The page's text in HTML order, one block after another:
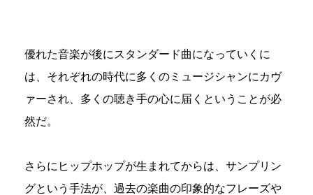
優れた音楽が後にスタンダード曲になっていくに
は、それぞれの時代に多くのミュージシャンにカヴ
ァーされ、多くの聴き手の心に届くということが必
然だ。
さらにヒップホップが生まれてからは、サンプリン
グという手法が、過去の楽曲の印象的なフレーズや